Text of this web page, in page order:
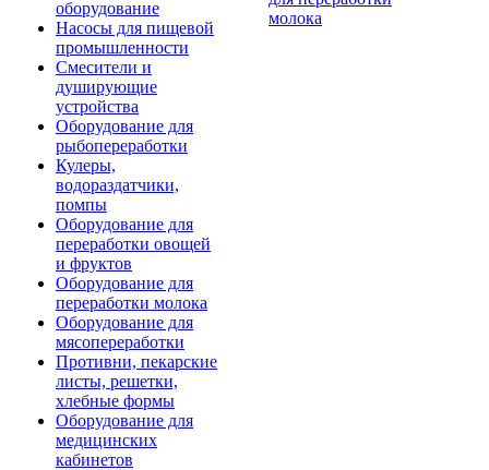
оборудование
Насосы для пищевой
промышленности
Смесители и
душирующие
устройства
Оборудование для
рыбопереработки
Кулеры,
водораздатчики,
помпы
Оборудование для
переработки овощей
и фруктов
Оборудование для
переработки молока
Оборудование для
мясопереработки
Противни, пекарские
листы, решетки,
хлебные формы
Оборудование для
медицинских
кабинетов
молока